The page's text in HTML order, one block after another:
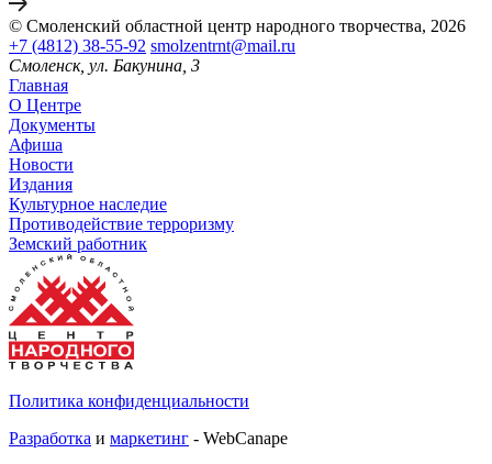
© Смоленский областной центр народного творчества, 2026
+7 (4812) 38-55-92 smolzentrnt@mail.ru
Смоленск, ул. Бакунина, 3
Главная
О Центре
Документы
Афиша
Новости
Издания
Культурное наследие
Противодействие терроризму
Земский работник
Политика конфиденциальности
Разработка и маркетинг - WebCanape